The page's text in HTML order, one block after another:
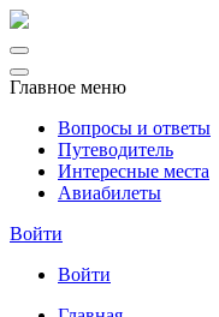
Главное меню
Вопросы и ответы
Путеводитель
Интересные места
Авиабилеты
Войти
Войти